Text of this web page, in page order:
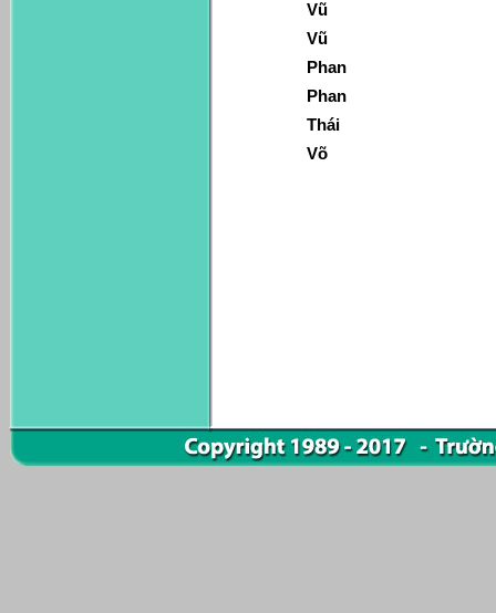
Vũ
Vũ
Phan
Phan
Thái
Võ